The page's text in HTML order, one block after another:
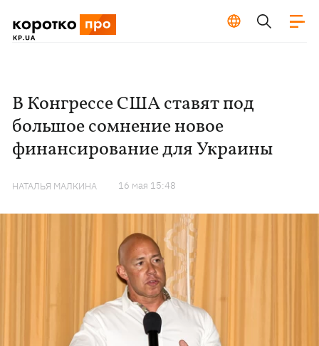
В Конгрессе США ставят под
большое сомнение новое
финансирование для Украины
НАТАЛЬЯ МАЛКИНА 16 мая 15:48